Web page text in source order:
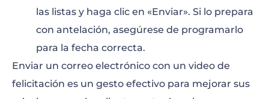
las listas y haga clic en «Enviar». Si lo prepara
con antelación, asegúrese de programarlo
para la fecha correcta.
Enviar un correo electrónico con un video de
felicitación es un gesto efectivo para mejorar sus